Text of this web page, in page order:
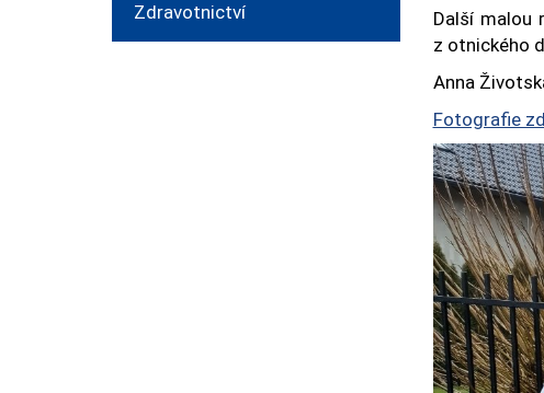
Zdravotnictví
Další malou
z otnického
Anna
Fotografie